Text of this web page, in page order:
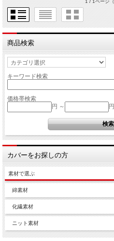
1 / 1ページ
商品検索
キーワード検索
価格帯検索
円 ～
円
カバーをお探しの方
素材で選ぶ
綿素材
化繊素材
ニット素材